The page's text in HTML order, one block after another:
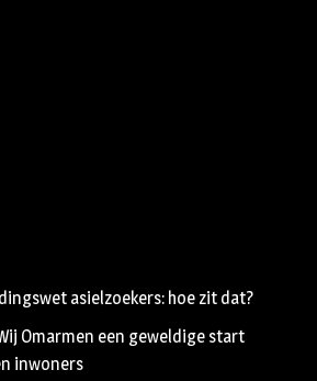
asielzoekers: hoe zit dat?
Omarmen een geweldige start
inwoners